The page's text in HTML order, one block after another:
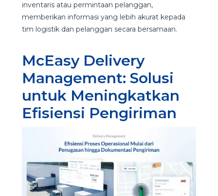
inventaris atau permintaan pelanggan,
memberikan informasi yang lebih akurat kepada
tim logistik dan pelanggan secara bersamaan.
McEasy Delivery
Management: Solusi
untuk Meningkatkan
Efisiensi Pengiriman